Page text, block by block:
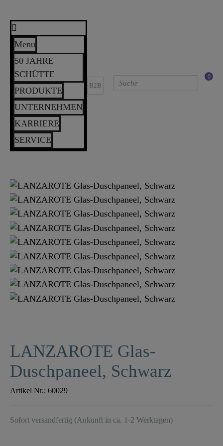
Menu
50 JAHRE
SCHÜTTE
PRODUKTE
UNTERNEHMEN
KARRIERE
SERVICE
B2B
0
LANZAROTE Glas-
Duschpaneel, Schwarz
Artikel Nr.: 60029
Sofort versandfertig (Ankunft in ca. 1-2 Werktagen)